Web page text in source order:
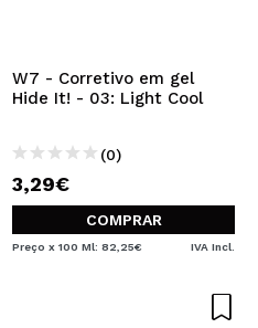
W7 - Corretivo em gel
Hide It! - 03: Light Cool
(0)
3,29€
COMPRAR
Preço x 100 Ml: 82,25€ IVA Incl.